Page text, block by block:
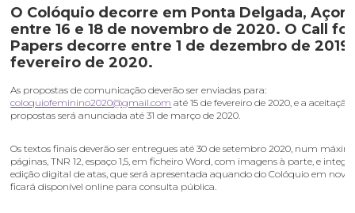
O Colóquio decorre em Ponta Delgada,
entre 16 e 18 de novembro de 2020. O Call for
Papers decorre entre 1 de dezembro de 2019
fevereiro de 2020.
As propostas de comunicação deverão ser enviadas para:
coloquiofeminino2020@gmail.com até 15 de fevereiro de 2020, e a aceitação
propostas será anunciada até 31 de março de 2020.
Os textos finais deverão ser entregues até 30 de setembro 2020, num
páginas, TNR 12, espaço 1,5, em ficheiro Word, com imagens à parte, e
edição digital de atas, que será apresentada aquando do Colóquio em
ficará disponível online para consulta pública.